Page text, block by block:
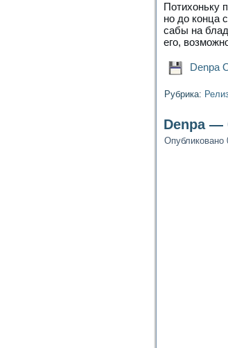
Потихоньку
но до конца
сабы на
его,
Denpa
Рубрика:
Denpa —
Опубликовано